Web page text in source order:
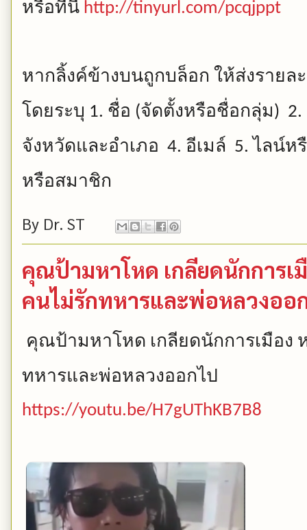
หรือที่นี่ http://tinyurl.com/pcqjppt
หากลิ้งค์ข้างบนถูกบล็อก ให้ส่งรายล
โดยระบุ 1. ชื่อ (จัดตั้งหรือชื่อกลุ่ม) 2.
จังหวัดและอำเภอ 4. อีเมล์ 5. ไลน์ห
หรือสมาชิก
By Dr. ST
คุณป้ามหาโหด เกลียดนักการเ
คนไม่รักทหารและพ่อหลวงออ
คุณป้ามหาโหด เกลียดนักการเมือง
ทหารและพ่อหลวงออกไป
https://youtu.be/H7gUThKB7B8